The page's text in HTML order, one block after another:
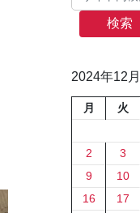
検索
2024年12月
月 火
2
3
9
10
16
17